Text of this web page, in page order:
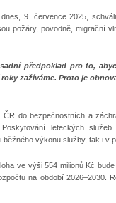
9. července 2025,
požáry, povodně, migrační
předpoklad pro to,
zažíváme. Proto je
do bezpečnostních a
leteckých
výkonu služby, tak i v
ve výši 554 milionů Kč
na období 2026–2030.